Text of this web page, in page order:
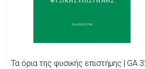
Τα όρια της φυσικής επιστήμης | GA